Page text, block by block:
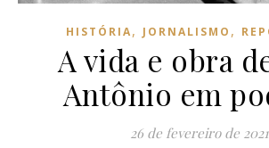
HISTÓRIA, JORNALISMO ,
A vida e obra
Antônio em
26 de fevereiro de 2021